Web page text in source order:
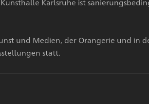
Karlsruhe ist
und Medien, der Orangerie und in
statt.